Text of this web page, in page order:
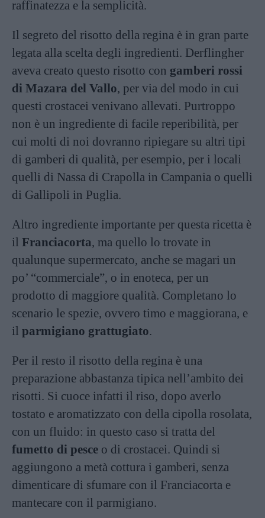
raffinatezza e la semplicità.
Il segreto del risotto della regina è in gran parte
legata alla scelta degli ingredienti. Derflingher
aveva creato questo risotto con gamberi rossi
di Mazara del Vallo, per via del modo in cui
questi crostacei venivano allevati. Purtroppo
non è un ingrediente di facile reperibilità, per
cui molti di noi dovranno ripiegare su altri tipi
di gamberi di qualità, per esempio, per i locali
quelli di Nassa di Crapolla in Campania o quelli
di Gallipoli in Puglia.
Altro ingrediente importante per questa ricetta è
il Franciacorta, ma quello lo trovate in
qualunque supermercato, anche se magari un
po’ “commerciale”, o in enoteca, per un
prodotto di maggiore qualità. Completano lo
scenario le spezie, ovvero timo e maggiorana, e
il parmigiano grattugiato.
Per il resto il risotto della regina è una
preparazione abbastanza tipica nell’ambito dei
risotti. Si cuoce infatti il riso, dopo averlo
tostato e aromatizzato con della cipolla rosolata,
con un fluido: in questo caso si tratta del
fumetto di pesce o di crostacei. Quindi si
aggiungono a metà cottura i gamberi, senza
dimenticare di sfumare con il Franciacorta e
mantecare con il parmigiano.